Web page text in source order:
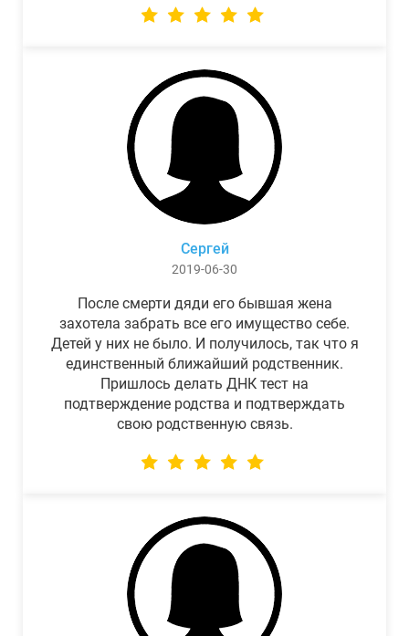
Сергей
2019-06-30
После смерти дяди его бывшая жена
захотела забрать все его имущество себе.
Детей у них не было. И получилось, так что я
единственный ближайший родственник.
Пришлось делать ДНК тест на
подтверждение родства и подтверждать
свою родственную связь.